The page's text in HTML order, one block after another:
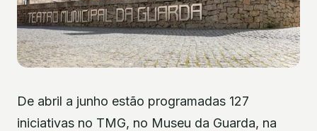
De abril a junho estão programadas 127
iniciativas no TMG, no Museu da Guarda, na